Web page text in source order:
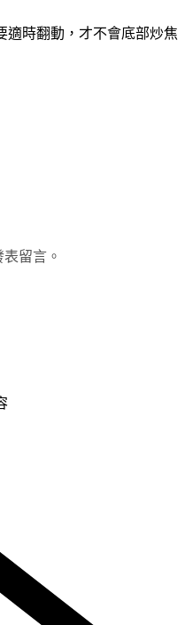
適時翻動，才不會底部炒焦
表留言。